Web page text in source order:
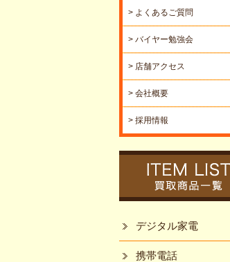
> よくあるご質問
> バイヤー勉強会
> 店舗アクセス
> 会社概要
> 採用情報
デジタル家電
携帯電話